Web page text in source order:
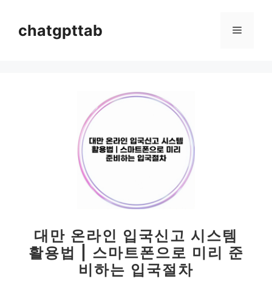
chatgpttab 메
대만 온라인 입국신고 시스템
활용법 | 스마트폰으로 미리 준
비하는 입국절차